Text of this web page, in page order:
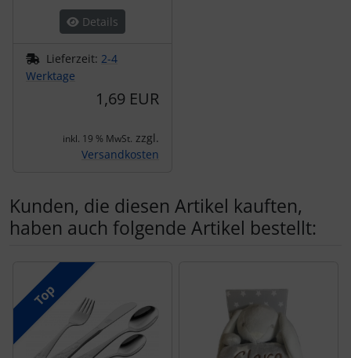
Details
Lieferzeit: 2-4
Werktage
1,69 EUR
inkl. 19 % MwSt. zzgl.
Versandkosten
Kunden, die diesen Artikel kauften,
haben auch folgende Artikel bestellt:
Es folgt ein Produktslider - navigieren Sie mit der Tab-
Top